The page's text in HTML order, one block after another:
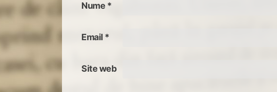
Nume *
Email *
Site web